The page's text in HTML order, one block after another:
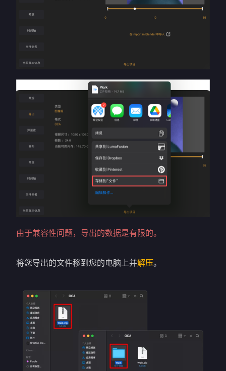
由于兼容性问题，导出的数据是有限的。
将您导出的文件移到您的电脑上并解压。